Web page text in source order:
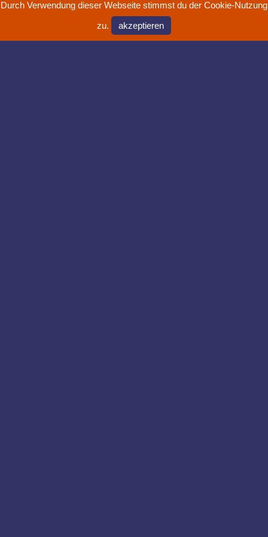
Durch Verwendung dieser Webseite stimmst du der Cookie-Nutzung
zu.